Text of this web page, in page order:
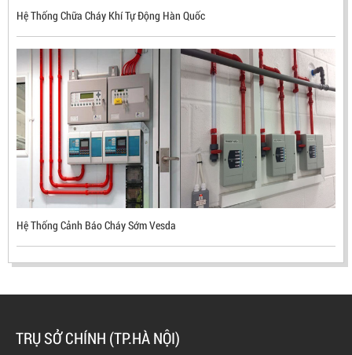
ĐẦU BÁO LỬA CHỐNG NỔ UV/IR- UX300 –
MEKASENTRON KOREA
LIÊN HỆ
Mã sản phẩm: UX300
Hệ Thống Chữa Cháy Khí Tự Động Hàn Quốc
Hệ Thống Cảnh Báo Cháy Sớm Vesda
TRỤ SỞ CHÍNH (TP.HÀ NỘI)